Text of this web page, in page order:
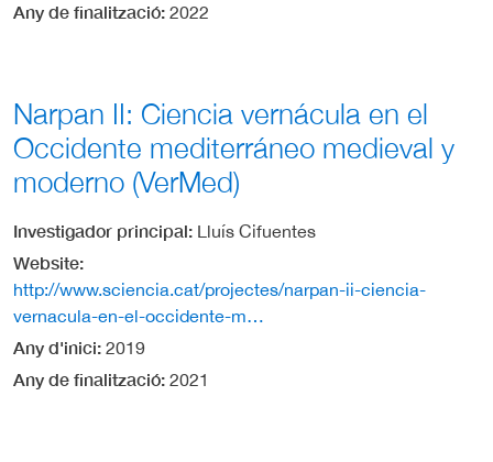
Any de finalització 2022
Narpan II: Ciencia vernácula en el
Occidente mediterráneo medieval y
moderno (VerMed)
Investigador principal Lluís Cifuentes
Website
http://www.sciencia.cat/projectes/narpan-ii-ciencia-
vernacula-en-el-occidente-m…
Any d'inici 2019
Any de finalització 2021